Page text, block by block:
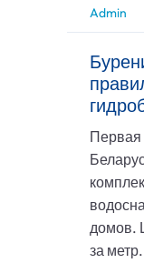
Admin
Первая
домов.
за